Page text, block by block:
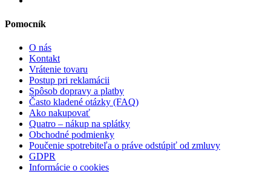
Pomocník
O nás
Kontakt
Vrátenie tovaru
Postup pri reklamácii
Spôsob dopravy a platby
Často kladené otázky (FAQ)
Ako nakupovať
Quatro – nákup na splátky
Obchodné podmienky
Poučenie spotrebiteľa o práve odstúpiť od zmluvy
GDPR
Informácie o cookies